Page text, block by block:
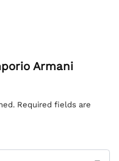
Armani
Required fields are